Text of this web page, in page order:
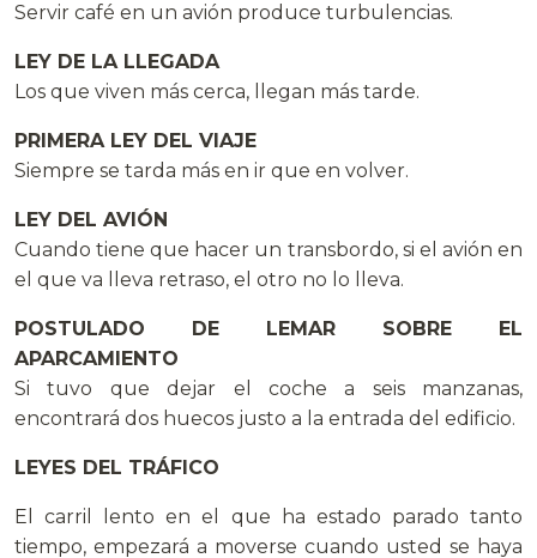
Servir café en un avión produce turbulencias.
LEY DE LA LLEGADA
Los que viven más cerca, llegan más tarde.
PRIMERA LEY DEL VIAJE
Siempre se tarda más en ir que en volver.
LEY DEL AVIÓN
Cuando tiene que hacer un transbordo, si el avión en
el que va lleva retraso, el otro no lo lleva.
POSTULADO DE LEMAR SOBRE EL
APARCAMIENTO
Si tuvo que dejar el coche a seis manzanas,
encontrará dos huecos justo a la entrada del edificio.
LEYES DEL TRÁFICO
El carril lento en el que ha estado parado tanto
tiempo, empezará a moverse cuando usted se haya